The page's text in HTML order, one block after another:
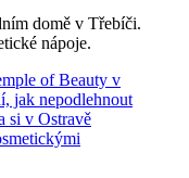
domě v Třebíči.
nápoje.